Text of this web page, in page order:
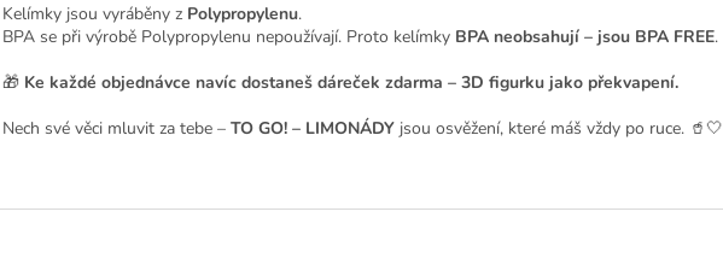
Kelímky jsou vyráběny z Polypropylenu.
BPA se při výrobě Polypropylenu nepoužívají. Proto kelímky BPA neobsahují – jsou BPA FREE.
🎁 Ke každé objednávce navíc dostaneš dáreček zdarma – 3D figurku jako překvapení.
Nech své věci mluvit za tebe – TO GO! – LIMONÁDY jsou osvěžení, které máš vždy po ruce. 🥤🤍
t